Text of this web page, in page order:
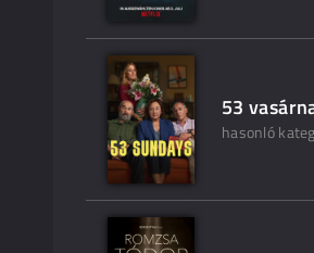
53
hasonló